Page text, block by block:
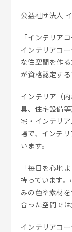
公益社団法人
「インテリア
インテリアコ
な住空間を作
が資格認定する
インテリア（
具、住宅設備
宅・インテリ
場で、インテ
います。
「毎日を心地
持っています
みの色や素材
合った空間では
インテリアコ